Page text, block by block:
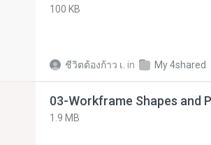
100 KB
ชีวิตต้องก้าว เ. in My 4shared
1.9 MB